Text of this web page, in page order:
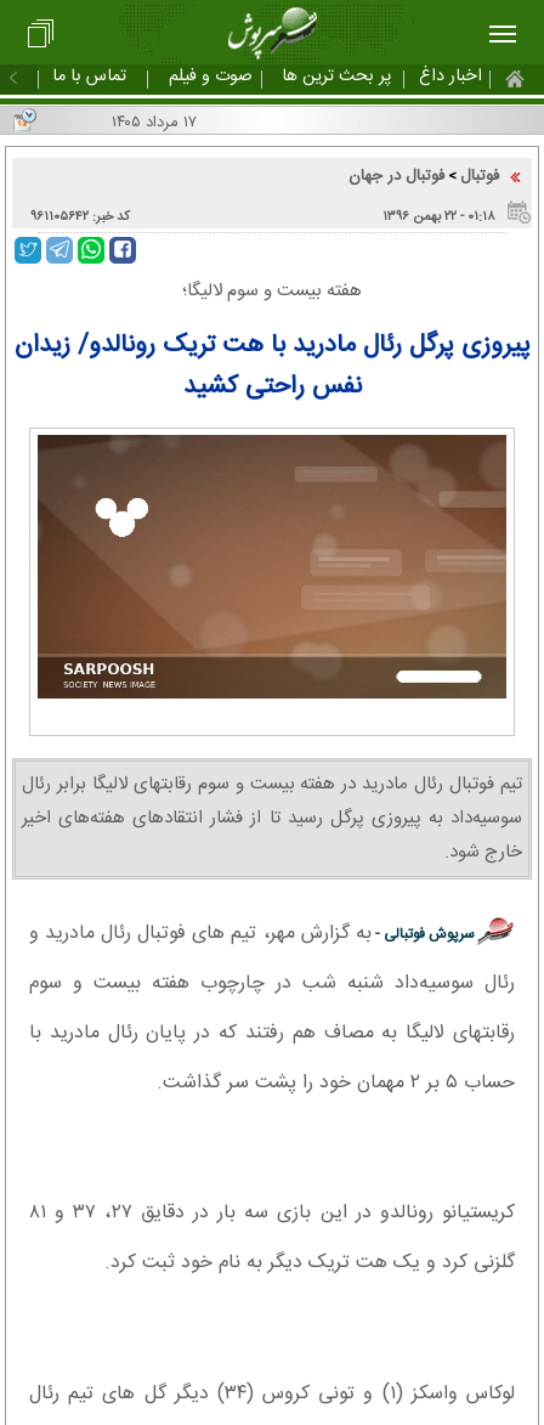
اخبار داغ پر بحث ترین ها صوت و فیلم تماس با ما
۱۷ مرداد ۱۴۰۵
فوتبال >فوتبال در جهان
۰۱:۱۸ - ۲۲ بهمن ۱۳۹۶ کد خبر: ۹۶۱۱۰۵۶۴۲
هفته بیست و سوم لالیگا؛
پیروزی پرگل رئال مادرید با هت تریک رونالدو/ زیدان
نفس راحتی کشید
تیم فوتبال رئال مادرید در هفته بیست و سوم رقابتهای لالیگا برابر رئال
سوسیه‌داد به پیروزی پرگل رسید تا از فشار انتقادهای هفته‌های اخیر
خارج شود.
سرپوش فوتبالی -به گزارش مهر، تیم های فوتبال رئال مادرید و
رئال سوسیه‌داد شنبه شب در چارچوب هفته بیست و سوم
رقابتهای لالیگا به مصاف هم رفتند که در پایان رئال مادرید با
حساب ۵ بر ۲ مهمان خود را پشت سر گذاشت.
کریستیانو رونالدو در این بازی سه بار در دقایق ۲۷، ۳۷ و ۸۱
گلزنی کرد و یک هت تریک دیگر به نام خود ثبت کرد.
لوکاس واسکز (۱) و تونی کروس (۳۴) دیگر گل های تیم رئال